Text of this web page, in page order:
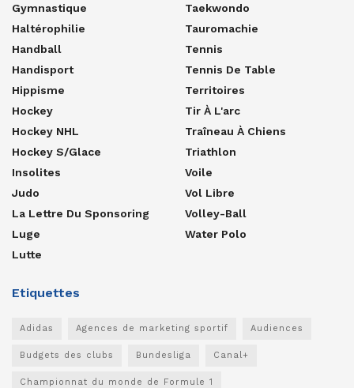
Gymnastique
Haltérophilie
Handball
Handisport
Hippisme
Hockey
Hockey NHL
Hockey S/glace
Insolites
Judo
La Lettre Du Sponsoring
Luge
Lutte
Taekwondo
Tauromachie
Tennis
Tennis De Table
Territoires
Tir À L'arc
Traîneau À Chiens
Triathlon
Voile
Vol Libre
Volley-Ball
Water Polo
Etiquettes
Adidas Agences de marketing sportif Audiences
Budgets des clubs Bundesliga Canal+
Championnat du monde de Formule 1